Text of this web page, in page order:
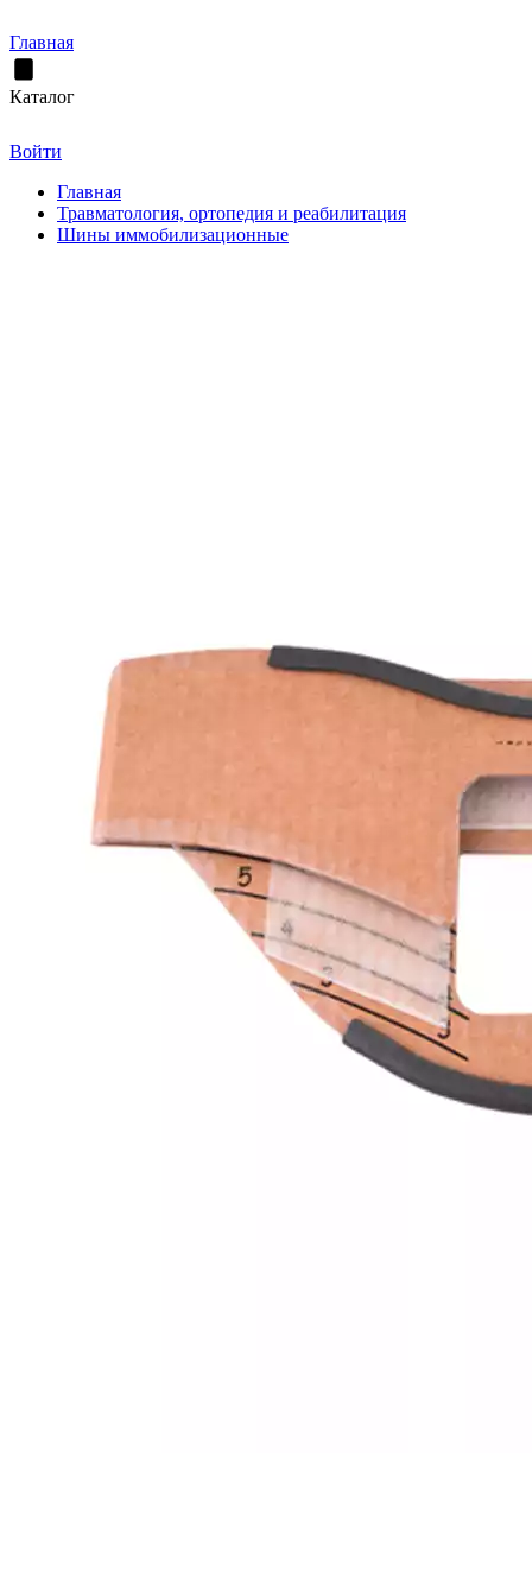
Главная
Каталог
Войти
Главная
Травматология, ортопедия и реабилитация
Шины иммобилизационные